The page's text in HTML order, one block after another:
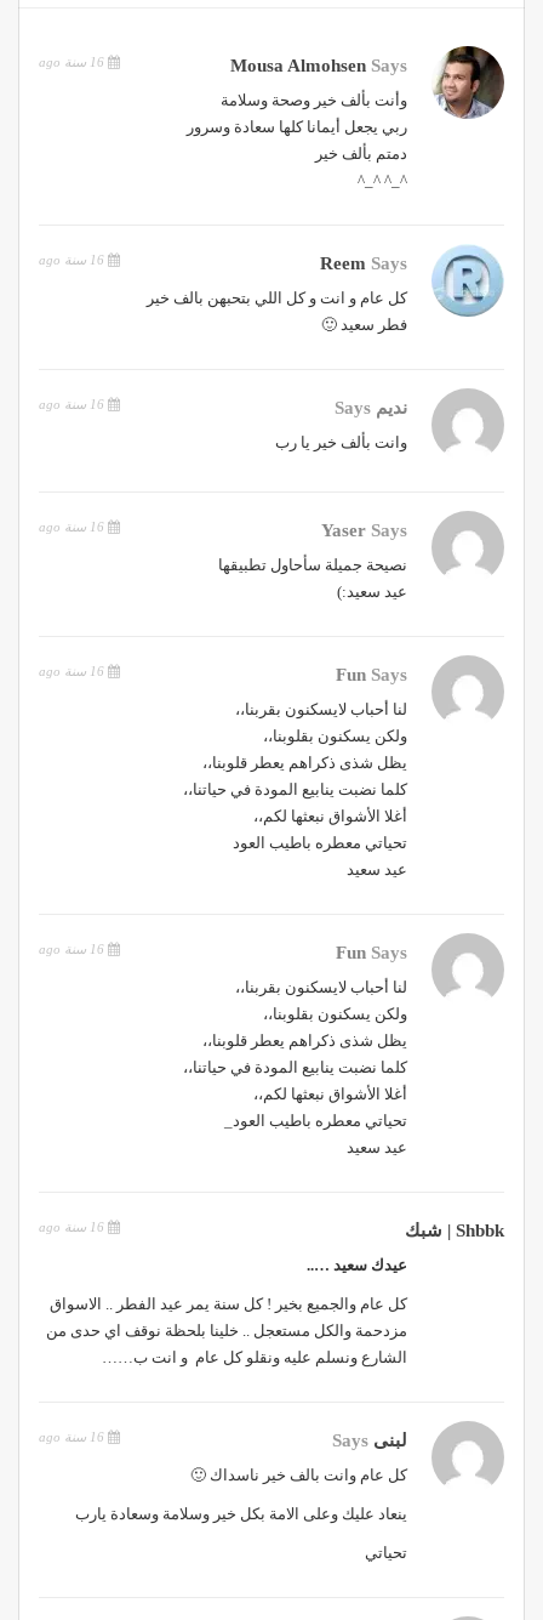
Mousa Almohsen Says
وأنت بألف خير وصحة وسلامة
ربي يجعل أيمانا كلها سعادة وسرور
دمتم بألف خير
^_^ ^_^
Reem Says
كل عام و انت و كل اللي بتحبهن بالف خير
فطر سعيد 🙂
نديم Says
وانت بألف خير يا رب
Yaser Says
نصيحة جميلة سأحاول تطبيقها
عيد سعيد:)
Fun Says
لنا أحباب لايسكنون بقربنا،،
ولكن يسكنون بقلوبنا،،
يظل شذى ذكراهم يعطر قلوبنا،،
كلما نضبت ينابيع المودة في حياتنا،،
أغلا الأشواق نبعثها لكم،،
تحياتي معطره باطيب العود
عيد سعيد
Fun Says
لنا أحباب لايسكنون بقربنا،،
ولكن يسكنون بقلوبنا،،
يظل شذى ذكراهم يعطر قلوبنا،،
كلما نضبت ينابيع المودة في حياتنا،،
أغلا الأشواق نبعثها لكم،،
تحياتي معطره باطيب العود_
عيد سعيد
Shbbk | شبك
عيدك سعيد …..
كل عام والجميع بخير ! كل سنة يمر عيد الفطر .. الاسواق
مزدحمة والكل مستعجل .. خلينا بلحظة نوقف اي حدى من
الشارع ونسلم عليه ونقلو كل عام و انت ب……
لبنى Says
كل عام وانت بالف خير ناسداك 🙂
ينعاد عليك وعلى الامة بكل خير وسلامة وسعادة يارب
تحياتي